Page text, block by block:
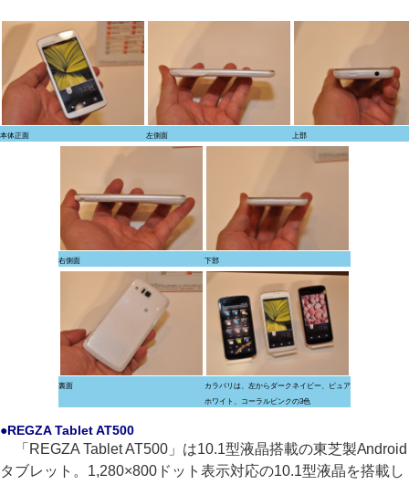
本体正面 左側面 上部
右側面 下部
裏面
カラバリは、左からダークネイビー、ピュア
ホワイト、コーラルピンクの3色
●REGZA Tablet AT500
「REGZA Tablet AT500」は10.1型液晶搭載の東芝製Android
タブレット。1,280×800ドット表示対応の10.1型液晶を搭載し